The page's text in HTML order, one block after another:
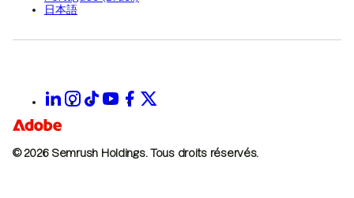
日本語
© 2026 Semrush Holdings. Tous droits réservés.